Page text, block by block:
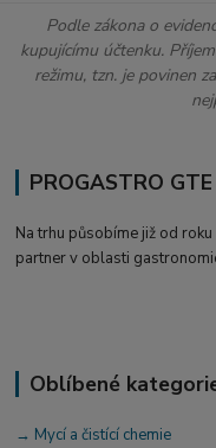
Podle zákona o
kupujícímu účtenku.
režimu, tzn. je povinen
PROGASTRO
Na trhu působíme již od
partner v oblasti
Oblíbené
→ Mycí a čistící chemie